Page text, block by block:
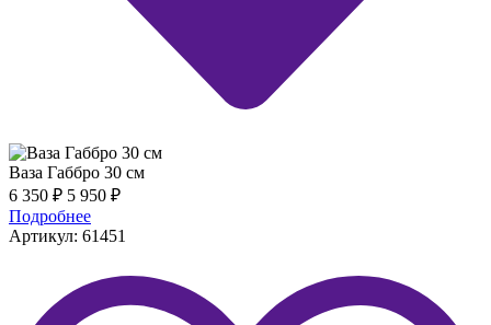
Ваза Габбро 30 см
6 350 ₽ 5 950 ₽
Подробнее
Артикул: 61451